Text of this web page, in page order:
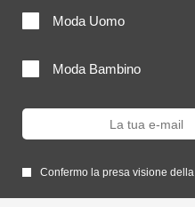
Moda Uomo
Moda Bambino
Confermo la presa visione della